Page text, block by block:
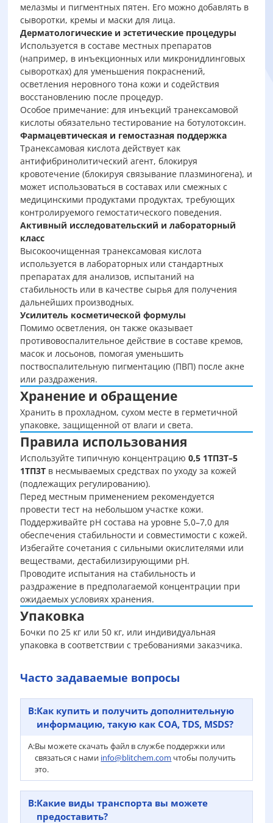
мелазмы и пигментных пятен. Его можно добавлять в
сыворотки, кремы и маски для лица.
Дерматологические и эстетические процедуры
Используется в составе местных препаратов
(например, в инъекционных или микронидлинговых
сыворотках) для уменьшения покраснений,
осветления неровного тона кожи и содействия
восстановлению после процедур.
Особое примечание: для инъекций транексамовой
кислоты обязательно тестирование на ботулотоксин.
Фармацевтическая и гемостазная поддержка
Транексамовая кислота действует как
антифибринолитический агент, блокируя
кровотечение (блокируя связывание плазминогена), и
может использоваться в составах или смежных с
медицинскими продуктами продуктах, требующих
контролируемого гемостатического поведения.
Активный исследовательский и лабораторный
класс
Высокоочищенная транексамовая кислота
используется в лабораторных или стандартных
препаратах для анализов, испытаний на
стабильность или в качестве сырья для получения
дальнейших производных.
Усилитель косметической формулы
Помимо осветления, он также оказывает
противовоспалительное действие в составе кремов,
масок и лосьонов, помогая уменьшить
поствоспалительную пигментацию (ПВП) после акне
или раздражения.
Хранение и обращение
Хранить в прохладном, сухом месте в герметичной
упаковке, защищенной от влаги и света.
Правила использования
Используйте типичную концентрацию0,5 1ТП3Т–5
1ТП3Т в несмываемых средствах по уходу за кожей
(подлежащих регулированию).
Перед местным применением рекомендуется
провести тест на небольшом участке кожи.
Поддерживайте pH состава на уровне 5,0–7,0 для
обеспечения стабильности и совместимости с кожей.
Избегайте сочетания с сильными окислителями или
веществами, дестабилизирующими pH.
Проводите испытания на стабильность и
раздражение в предполагаемой концентрации при
ожидаемых условиях хранения.
Упаковка
Бочки по 25 кг или 50 кг, или индивидуальная
упаковка в соответствии с требованиями заказчика.
Часто задаваемые вопросы
В:Как купить и получить дополнительную
информацию, такую как COA, TDS, MSDS?
А:Вы можете скачать файл в службе поддержки или
связаться с нами info@blitchem.com чтобы получить
это.
В:Какие виды транспорта вы можете
предоставить?